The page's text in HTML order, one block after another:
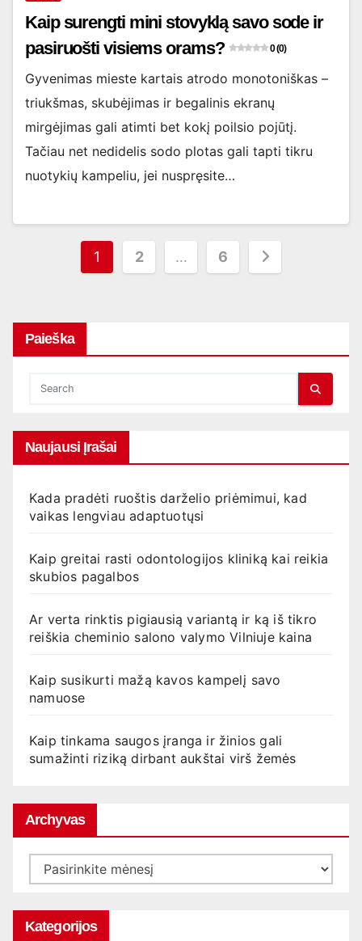
Kaip surengti mini stovyklą savo sode ir
pasiruošti visiems orams?
0 (0)
Gyvenimas mieste kartais atrodo monotoniškas –
triukšmas, skubėjimas ir begalinis ekranų
mirgėjimas gali atimti bet kokį poilsio pojūtį.
Tačiau net nedidelis sodo plotas gali tapti tikru
nuotykių kampeliu, jei nuspręsite…
Įrašų
1 2 … 6
Paieška
Naujausi Įrašai
Kada pradėti ruoštis darželio priėmimui, kad
vaikas lengviau adaptuotųsi
Kaip greitai rasti odontologijos kliniką kai reikia
skubios pagalbos
Ar verta rinktis pigiausią variantą ir ką iš tikro
reiškia cheminio salono valymo Vilniuje kaina
Kaip susikurti mažą kavos kampelį savo
namuose
Kaip tinkama saugos įranga ir žinios gali
sumažinti riziką dirbant aukštai virš žemės
Archyvas
Archyvas
Kategorijos